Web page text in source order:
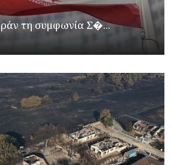
τη συμφωνία Σ�...